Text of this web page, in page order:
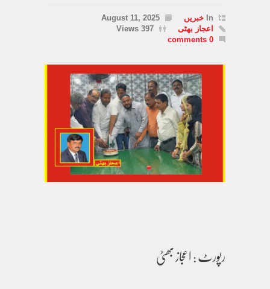
In خبریں
August 11, 2025
اعجاز بھٹی
397 Views
0 comments
رپورٹ : اعجاز بھٹی